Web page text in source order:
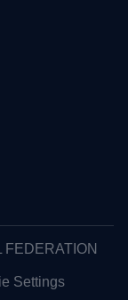
Settings